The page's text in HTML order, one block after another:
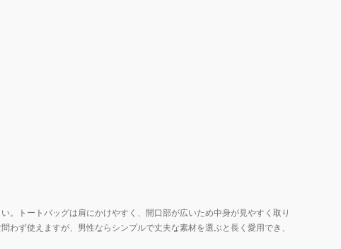
。トートバッグは肩にかけやすく、開口部が広いため中身が見やすく取り
ず使えますが、男性ならシンプルで丈夫な素材を選ぶと長く愛用でき、